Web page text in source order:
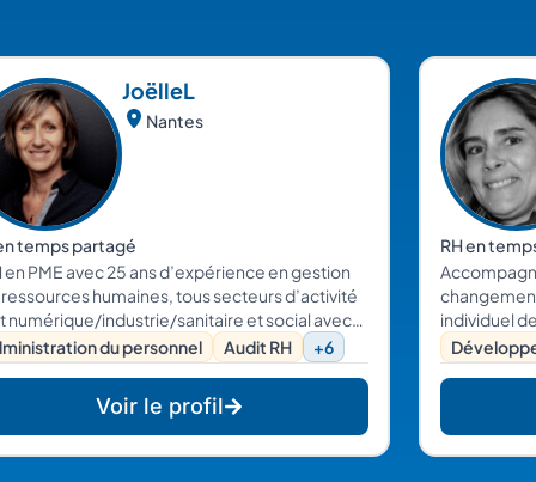
JoëlleL
Nantes
temps partagé
en PME avec 25 ans d’expérience en gestion
humaines, tous secteurs d’activité
numérique/industrie/sanitaire et social avec
l'audit de la fonction RH, le
la gestion des compétences, le suivi
du personnel Audit RH +6
Voir le profil
RH en
individuel